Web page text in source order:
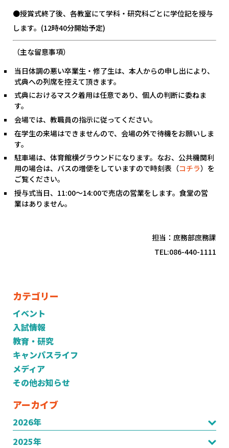
カテゴリー
イベント
入試情報
教育・研究
キャンパスライフ
メディア
その他お知らせ
アーカイブ
2026年
2025年
●授賞式終了後、各教室にて学科・研究科ごとに学位記を授与
します。(12時40分開始予定)
（主な留意事項）
当日体調の悪い卒業生・修了生は、本人からの申し出により、
式典への列席を控えて頂きます。
式典におけるマスク着用は任意であり、個人の判断に委ねま
す。
会場では、教職員の指示に従ってください。
在学生の来場はできませんので、会場の外で待機をお願いしま
す。
駐車場は、体育館横グラウンドになります。なお、公共機関利
用の場合は、バスの増便をしていますので時刻表（コチラ）を
ご覧ください。
授与式当日、 11:00～14:00で売店の営業をします。食堂の営
業はありません。
担当：庶務部庶務課
TEL:086-440-1111